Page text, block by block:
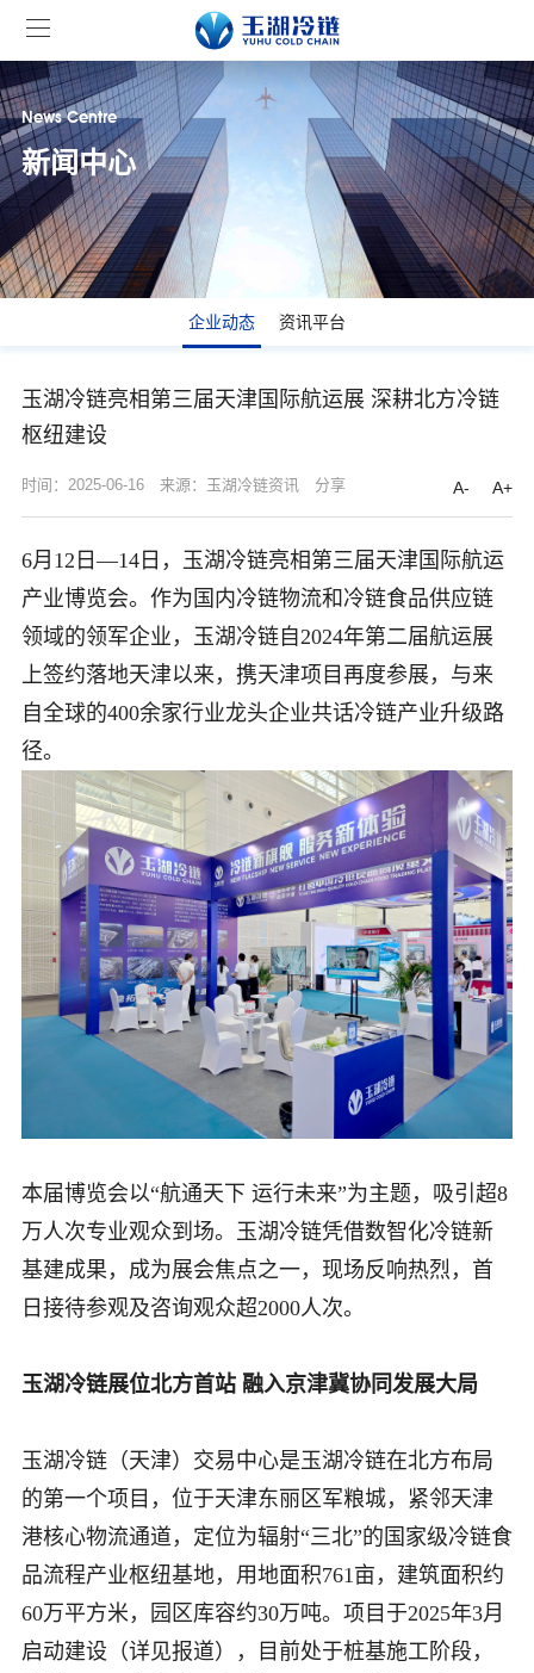
News Centre
新闻中心
企业动态 资讯平台
玉湖冷链亮相第三届天津国际航运展 深耕北方冷链
枢纽建设
时间：2025-06-16 来源：玉湖冷链资讯 分享 A- A+
6月12日—14日，玉湖冷链亮相第三届天津国际航运
产业博览会。作为国内冷链物流和冷链食品供应链
领域的领军企业，玉湖冷链自2024年第二届航运展
上签约落地天津以来，携天津项目再度参展，与来
自全球的400余家行业龙头企业共话冷链产业升级路
径。
本届博览会以“航通天下 运行未来”为主题，吸引超8
万人次专业观众到场。玉湖冷链凭借数智化冷链新
基建成果，成为展会焦点之一，现场反响热烈，首
日接待参观及咨询观众超2000人次。
玉湖冷链展位北方首站 融入京津冀协同发展大局
玉湖冷链（天津）交易中心是玉湖冷链在北方布局
的第一个项目，位于天津东丽区军粮城，紧邻天津
港核心物流通道，定位为辐射“三北”的国家级冷链食
品流程产业枢纽基地，用地面积761亩，建筑面积约
60万平方米，园区库容约30万吨。项目于2025年3月
启动建设（详见报道），目前处于桩基施工阶段，